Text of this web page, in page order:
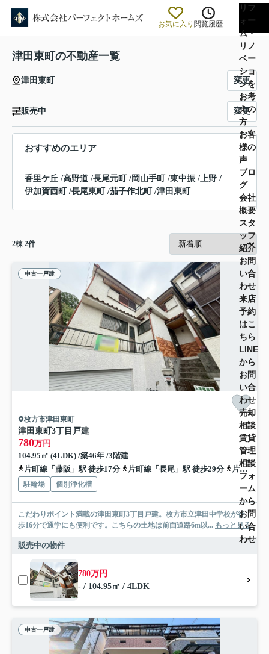
お気に入り 閲覧履歴
リフ
ォー
ム・
リノ
ベー
ショ
ンを
お考
えの
方
お客
様の
声
ブロ
グ
会社
概要
スタ
ッフ
紹介
お問
い合
わせ
来店
予約
はこ
ちら
LINE
から
お問
い合
わせ
売却
相談
賃貸
管理
相談
フォ
ーム
から
お問
い合
わせ
津田東町の不動産一覧
津田東町 変更
販売中 変更
おすすめのエリア
香里ケ丘 /高野道 /長尾元町/岡山手町/東中振 / 上野 /
伊加賀西町/長尾東町/茄子作北町/津田東町
2棟 2件
中古一戸建
枚方市津田東町
津田東町3丁目戸建
780万円
104.95㎡ (4LDK) /築46年 /3階建
片町線「藤阪」駅 徒歩17分
片町線「長尾」駅 徒歩29分 片町線「津田」駅 徒歩27分
駐輪場 個別浄化槽
こだわりポイント満載の津田東町3丁目戸建。枚方市立津田中学校が徒
歩16分で通学にも便利です。こちらの土地は前面道路6m以... もっと見る
販売中の物件
780万円
- / 104.95㎡ / 4LDK
中古一戸建